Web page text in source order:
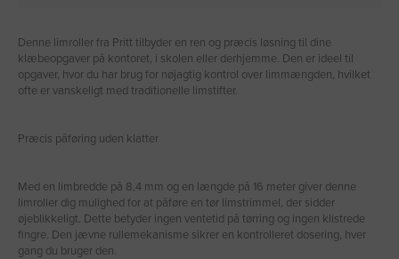
Denne limroller fra Pritt tilbyder en ren og præcis løsning til dine
klæbeopgaver på kontoret, i skolen eller derhjemme. Den er ideel til
opgaver, hvor du har brug for nøjagtig kontrol over limmængden, hvilket
ofte er vanskeligt med traditionelle limstifter.
Præcis påføring uden klatter
Med en limbredde på 8,4 mm og en længde på 16 meter giver denne
limroller dig mulighed for at påføre en tør limstrimmel, der sidder
øjeblikkeligt. Dette betyder ingen ventetid på tørring og ingen klistrede
fingre. Den jævne rullemekanisme sikrer en kontrolleret dosering, hver
gang du bruger den.